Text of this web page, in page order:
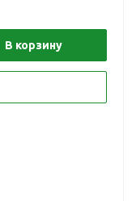
В корзину